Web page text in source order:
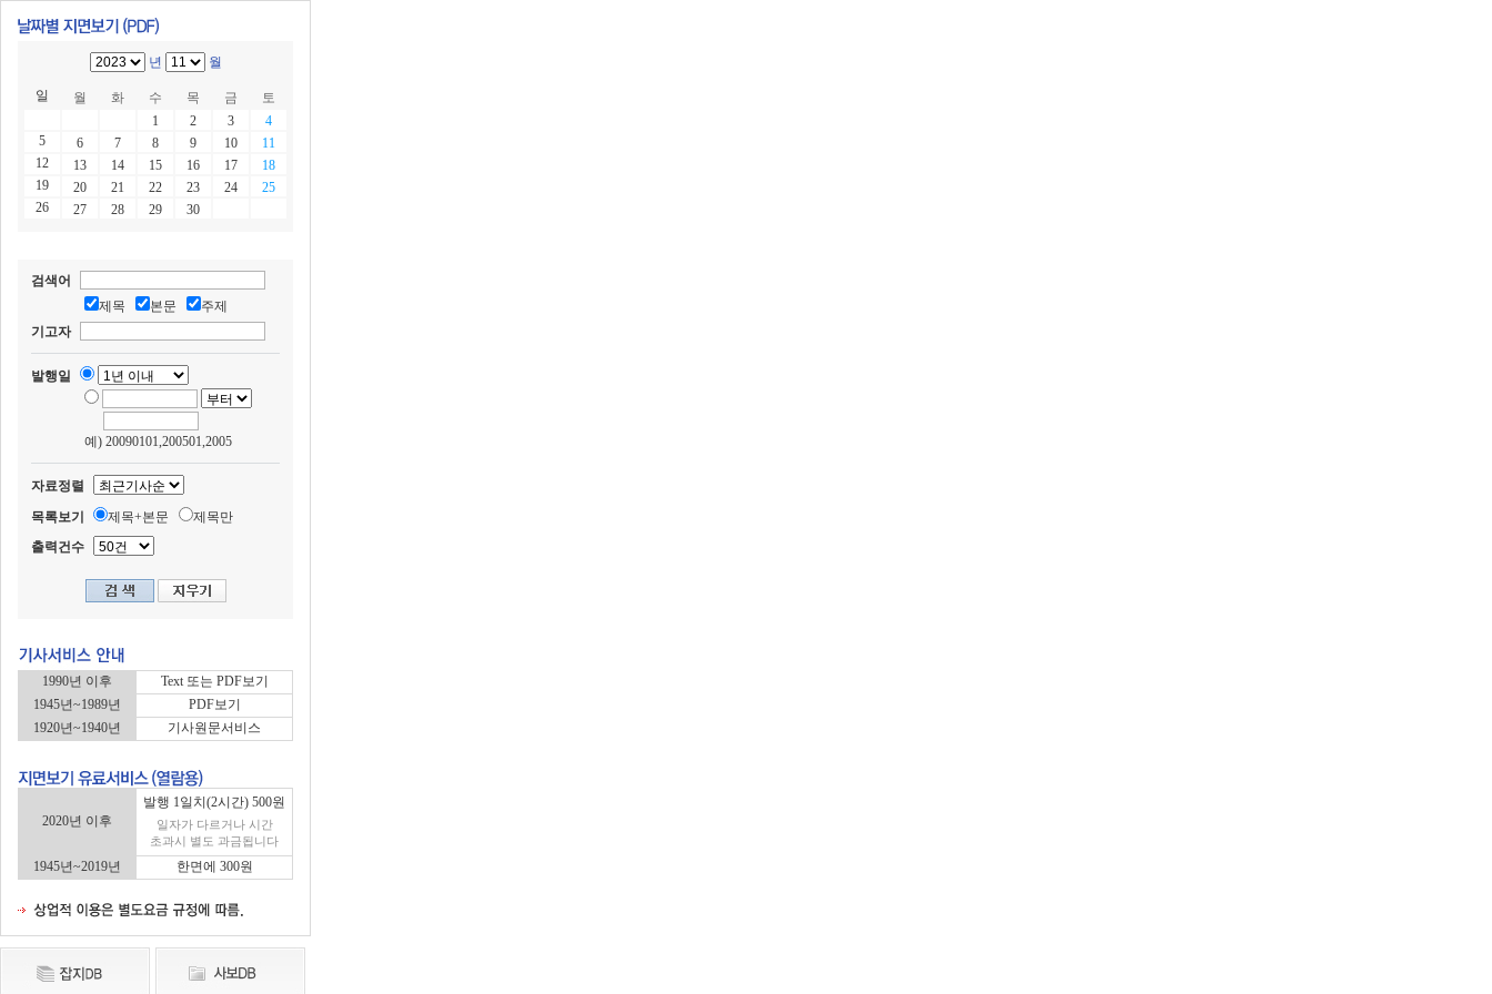
년 월
일 월 화 수 목 금
토
1
2 3
4
5
6 7 8 9 10
11
12
13 14 15 16 17
18
19
20 21 22 23 24
25
26
27 28 29 30
검색어
제목
본문
주제
기고자
발행일
예) 20090101,200501,2005
자료정렬
목록보기
제목+본문
제목만
출력건수
1990년 이후
Text 또는 PDF보기
1945년~1989년
PDF보기
1920년~1940년
기사원문서비스
2020년 이후
발행 1일치(2시간) 500원
일자가 다르거나 시간
초과시 별도 과금됩니다
1945년~2019년 한면에 300원